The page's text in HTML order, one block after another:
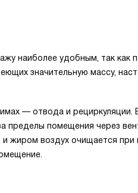
наиболее удобным, так как
значительную массу,
— отвода и рециркуляции.
пределы помещения через
жиром воздух очищается